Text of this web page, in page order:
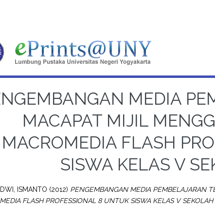
MEDIA
MACAPAT MIJIL
MACROMEDIA FLASH
SISWA KELAS V
ISMANTO (2012) PENGEMBANGAN MEDIA PEMBELAJARAN
FLASH PROFESSIONAL 8 UNTUK SISWA KELAS V SEKOLAH